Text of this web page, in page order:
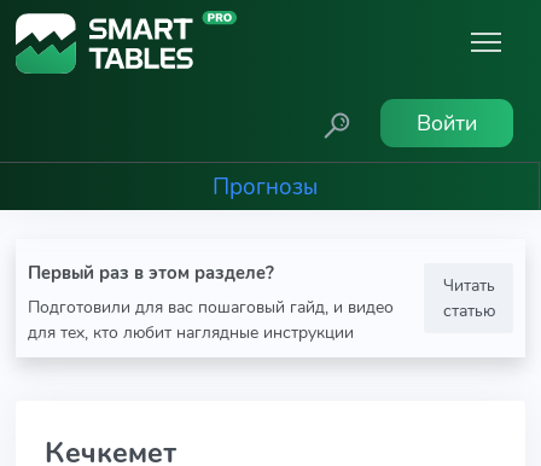
Войти
Прогнозы
Первый раз в этом разделе?
Подготовили для вас пошаговый гайд, и видео
для тех, кто любит наглядные инструкции
Читать
статью
Кечкемет